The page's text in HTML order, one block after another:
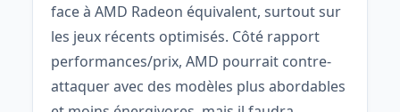
face à AMD Radeon équivalent, surtout sur
les jeux récents optimisés. Côté rapport
performances/prix, AMD pourrait contre-
attaquer avec des modèles plus abordables